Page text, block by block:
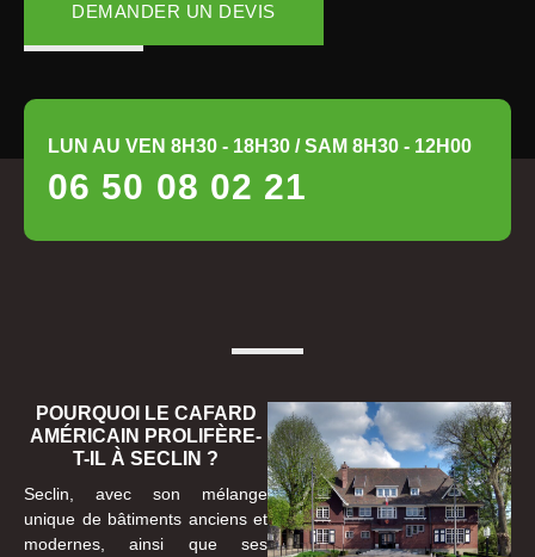
DEMANDER UN DEVIS
LUN AU VEN 8H30 - 18H30 / SAM 8H30 - 12H00
06 50 08 02 21
POURQUOI LE CAFARD
AMÉRICAIN PROLIFÈRE-
T-IL À SECLIN ?
Seclin, avec son mélange
unique de bâtiments anciens et
modernes, ainsi que ses